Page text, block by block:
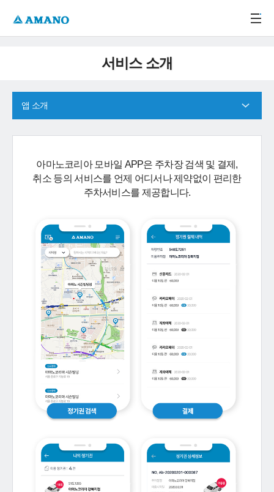
서비스 소개
앱 소개
아마노코리아 모바일 APP은 주차장 검색 및 결제,
취소 등의 서비스를 언제 어디서나 제약없이 편리한
주차서비스를 제공합니다.